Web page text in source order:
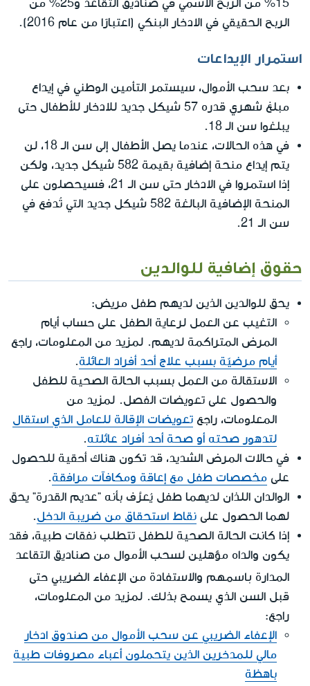
15% من الربح الاسمي في صناديق التقاعد و25% من
الربح الحقيقي في الادخار البنكي (اعتبارًا من عام 2016).
استمرار الإيداعات
بعد سحب الأموال، سيستمر التأمين الوطني في إيداع
مبلغ شهري قدره 57 شيكل جديد للادخار للأطفال حتى
يبلغوا سن الـ 18.
في هذه الحالات، عندما يصل الأطفال إلى سن الـ 18، لن
يتم إيداع منحة إضافية بقيمة 582 شيكل جديد، ولكن
إذا استمروا في الادخار حتى سن الـ 21، فسيحصلون على
المنحة الإضافية البالغة 582 شيكل جديد التي تُدفع في
سن الـ 21.
حقوق إضافية للوالدين
يحق للوالدين الذين لديهم طفل مريض:
التغيب عن العمل لرعاية الطفل على حساب أيام
المرض المتراكمة لديهم. لمزيد من المعلومات، راجع
أيام مرضيّة بسبب علاج أحد أفراد العائلة.
الاستقالة من العمل بسبب الحالة الصحية للطفل
والحصول على تعويضات الفصل. لمزيد من
المعلومات، راجع تعويضات الإقالة للعامل الذي استقال
لتدهور صحته أو صحة أحد أفراد عائلته.
في حالات المرض الشديد، قد تكون هناك أحقية للحصول
على مخصصات طفل مع إعاقة ومكافآت مرافقة.
الوالدان اللذان لديهما طفل يُعرَّف بأنه "عديم القدرة" يحق
لهما الحصول على نقاط استحقاق من ضريبة الدخل.
إذا كانت الحالة الصحية للطفل تتطلب نفقات طبية، فقد
يكون والداه مؤهلين لسحب الأموال من صناديق التقاعد
المدارة باسمهم والاستفادة من الإعفاء الضريبي حتى
قبل السن الذي يسمح بذلك. لمزيد من المعلومات،
راجع:
الإعفاء الضريبي عن سحب الأموال من صندوق ادخار
مالي للمدخرين الذين يتحملون أعباء مصروفات طبية
باهظة